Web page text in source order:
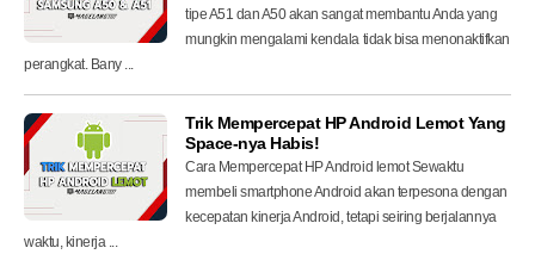
tipe A51 dan A50 akan sangat membantu Anda yang
mungkin mengalami kendala tidak bisa menonaktifkan
perangkat. Bany ...
Trik Mempercepat HP Android Lemot Yang
Space-nya Habis!
Cara Mempercepat HP Android lemot Sewaktu
membeli smartphone Android akan terpesona dengan
kecepatan kinerja Android, tetapi seiring berjalannya
waktu, kinerja ...